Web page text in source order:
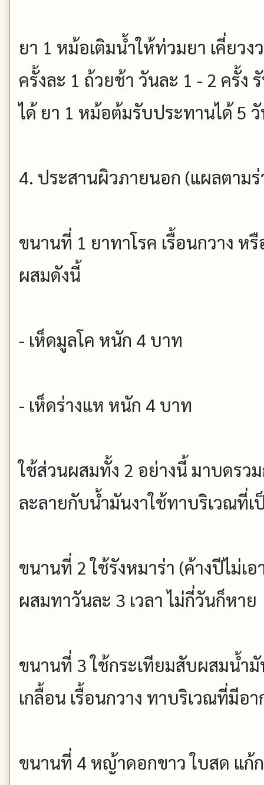
ยา 1 หม้อเติมน้ำให้ท่วมยา เคี่ยว
ครั้งละ 1 ถ้วยช้า วันละ 1 - 2 ครั้ง
ได้ ยา 1 หม้อต้มรับประทานได้ 5
4. ประสานผิวภายนอก (แผลตามร่
ขนานที่ 1 ยาทาโรค เรื้อนกวาง ห
ผสมดังนี้
- เห็ดมูลโค หนัก 4 บาท
- เห็ดร่างแห หนัก 4 บาท
ใช้ส่วนผสมทั้ง 2 อย่างนี้ มาบดรว
ละลายกับน้ำมันงาใช้ทาบริเวณที่เ
ขนานที่ 2 ใช้รังหมาร่า (ค้างปีไม่เ
ผสมทาวันละ 3 เวลา ไม่กี่วันก็หาย
ขนานที่ 3 ใช้กระเทียมสับผสมน้ำ
เกลื้อน เรื้อนกวาง ทาบริเวณที่มีอา
ขนานที่ 4 หญ้าดอกขาว ใบสด แก้ก